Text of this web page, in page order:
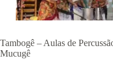
Tambogê – Aulas de
Mucugê